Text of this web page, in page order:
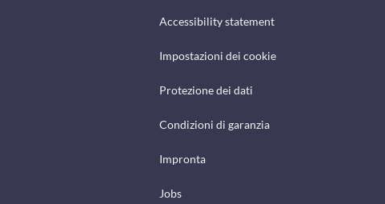
Accessibility statement
Impostazioni dei cookie
Protezione dei dati
Condizioni di garanzia
Impronta
Jobs